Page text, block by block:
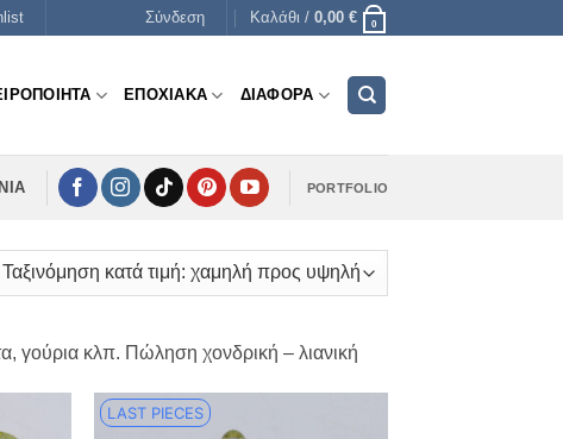
Σύνδεση Καλάθι / 0,00 € 0
ΕΠΟΧΙΑΚΑ ΔΙΑΦΟΡΑ
PORTFOLIO
γούρια κλπ. Πώληση χονδρική – λιανική
LAST PIECES